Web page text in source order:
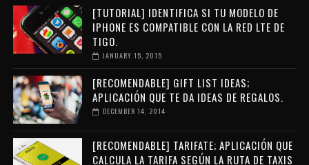
[TUTORIAL] IDENTIFICA SI TU MODELO DE
IPHONE ES COMPATIBLE CON LA RED LTE DE
TIGO.
JANUARY 15, 2015
[RECOMENDABLE] GIFT LIST IDEAS;
APLICACIÓN QUE TE DA IDEAS DE REGALOS.
DECEMBER 14, 2014
[RECOMENDABLE] TARIFATE; APLICACIÓN QUE
CALCULA LA TARIFA SEGÚN LA RUTA DE TAXIS